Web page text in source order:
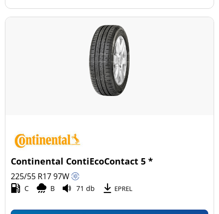
Continental ContiEcoContact 5 *
225/55 R1797W
C B 71 db EPREL